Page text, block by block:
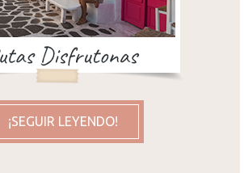
¡SEGUIR LEYENDO!